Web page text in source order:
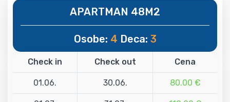
APARTMAN 48M2
Osobe: 4 Deca: 3
Check in Check out Cena
01.06. 30.06. 80.00 €